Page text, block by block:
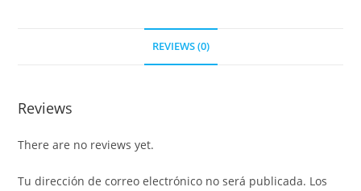
REVIEWS (0)
Reviews
There are no reviews yet.
Tu dirección de correo electrónico no será publicada. Los